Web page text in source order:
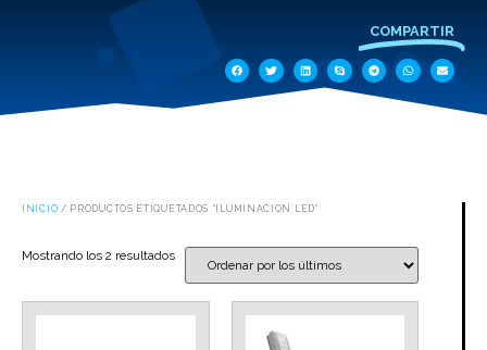
COMPARTIR
INICIO / PRODUCTOS ETIQUETADOS “ILUMINACION LED”
Mostrando los 2 resultados